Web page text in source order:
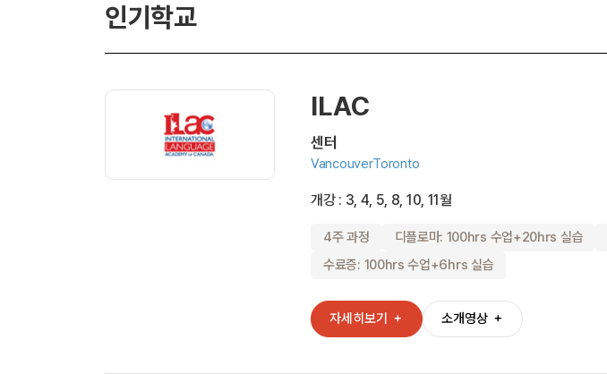
인기학교
ILAC
센터
VancouverToronto
개강 : 3, 4, 5, 8, 10, 11월
4주 과정 디플로마: 100hrs 수업+20hrs 실습
수료증: 100hrs 수업+6hrs 실습
자세히보기 ＋ 소개영상 ＋